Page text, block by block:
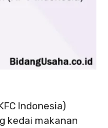
Indonesia)
kedai makanan